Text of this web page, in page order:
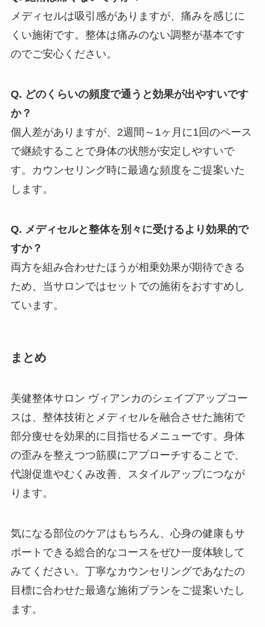
メディセルは吸引感がありますが、痛みを感じに
くい施術です。整体は痛みのない調整が基本です
のでご安心ください。
Q. どのくらいの頻度で通うと効果が出やすいです
か？
個人差がありますが、2週間～1ヶ月に1回のペース
で継続することで身体の状態が安定しやすいで
す。カウンセリング時に最適な頻度をご提案いた
します。
Q. メディセルと整体を別々に受けるより効果的で
すか？
両方を組み合わせたほうが相乗効果が期待できる
ため、当サロンではセットでの施術をおすすめし
ています。
まとめ
美健整体サロン ヴィアンカのシェイプアップコー
スは、整体技術とメディセルを融合させた施術で
部分痩せを効果的に目指せるメニューです。身体
の歪みを整えつつ筋膜にアプローチすることで、
代謝促進やむくみ改善、スタイルアップにつなが
ります。
気になる部位のケアはもちろん、心身の健康もサ
ポートできる総合的なコースをぜひ一度体験して
みてください。丁寧なカウンセリングであなたの
目標に合わせた最適な施術プランをご提案いたし
ます。